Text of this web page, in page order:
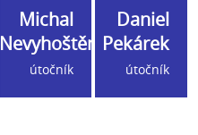
Michal
Nevyhoštěný
útočník
Daniel
Pekárek
útočník